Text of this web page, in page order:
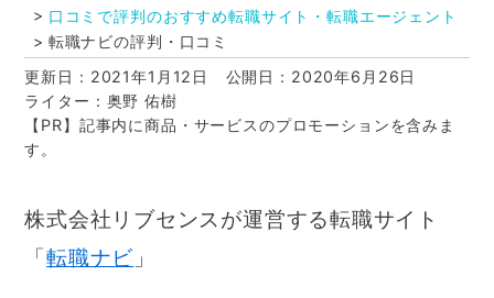
口コミで評判のおすすめ転職サイト・転職エージェント
転職ナビの評判・口コミ
更新日：2021年1月12日
公開日：2020年6月26日
ライター：奥野 佑樹
【PR】記事内に商品・サービスのプロモーションを含みま
す。
株式会社リブセンスが運営する転職サイト
「転職ナビ 」